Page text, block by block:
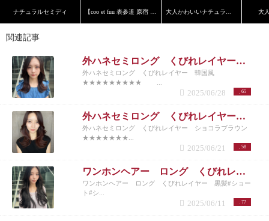
ナチュラルセミディ 【coo et fuu 表参道 原宿 青山】フレンチボブ 藤 大人かわいいナチュラルボブ 大
関連記事
外ハネセミロング くびれレイヤー 韓国風
外ハネセミロング くびれレイヤー 韓国風
★★★★★★★★★ ...
65
2025/06/28
外ハネセミロング くびれレイヤー ショコラブラウン
外ハネセミロング くびれレイヤー ショコラブラウン
★★★★★★★...
58
2025/06/21
ワンホンヘアー ロング くびれレイヤー 黒髪
ワンホンヘアー ロング くびれレイヤー 黒髪#ショー
ト#シ...
77
2025/06/11